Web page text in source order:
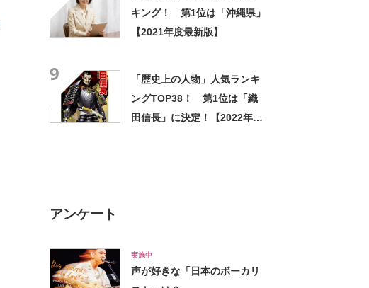
キング！ 第1位は「沖縄県」
【2021年度最新版】
9
「歴史上の人物」人気ランキ
ングTOP38！ 第1位は「織
田信長」に決定！【2022年最
アンケート
実施中
声が好きな「日本のボーカリ